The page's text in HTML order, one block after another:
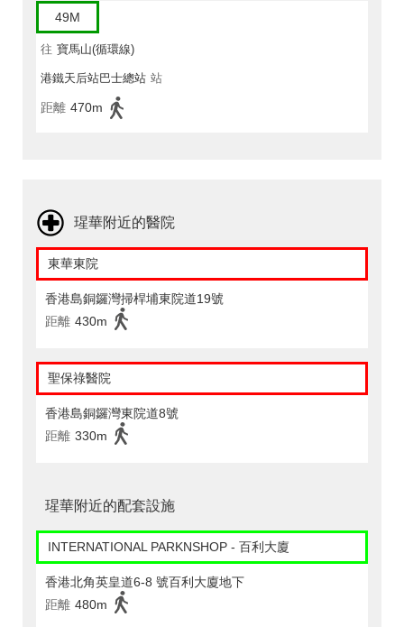
49M
往 寶馬山(循環線)
港鐵天后站巴士總站 站
距離 470m
瑆華附近的醫院
東華東院
香港島銅鑼灣掃桿埔東院道19號
距離 430m
聖保祿醫院
香港島銅鑼灣東院道8號
距離 330m
瑆華附近的配套設施
INTERNATIONAL PARKNSHOP - 百利大廈
香港北角英皇道6-8 號百利大廈地下
距離 480m